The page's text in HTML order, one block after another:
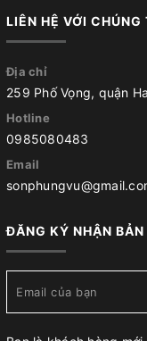
LIÊN HỆ VỚI CHÚNG
Địa chỉ
259 Phố Vọng, quận
Hotline
0985080483
Email
ĐĂNG KÝ NHẬN BẢN